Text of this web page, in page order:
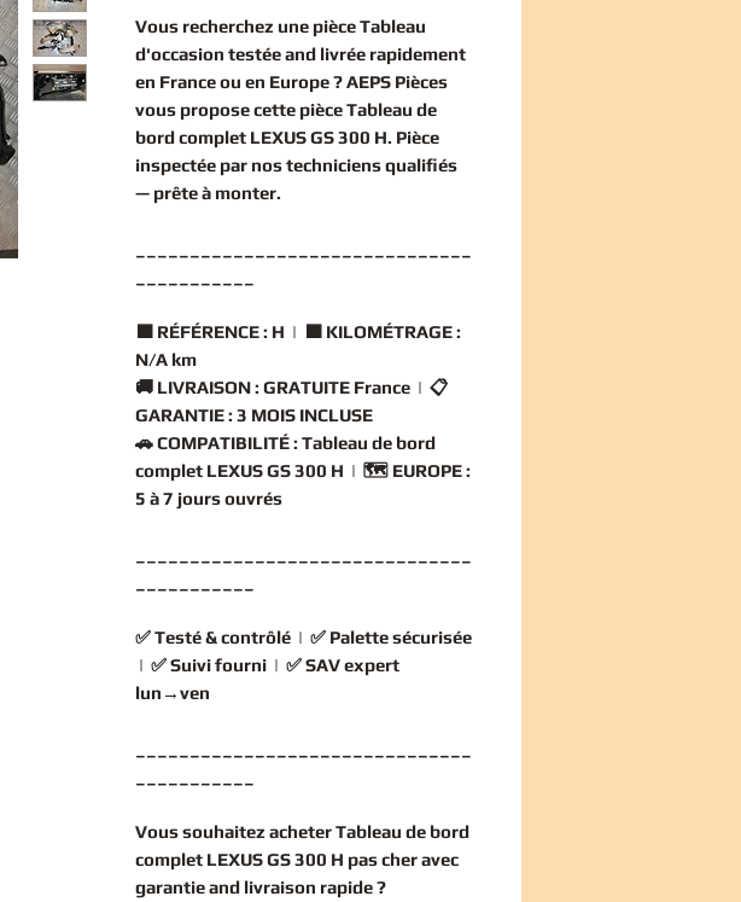
Vous recherchez une pièce Tableau
d'occasion testée and livrée rapidement
en France ou en Europe ? AEPS Pièces
vous propose cette pièce Tableau de
bord complet LEXUS GS 300 H. Pièce
inspectée par nos techniciens qualifiés
— prête à monter.
🟧 RÉFÉRENCE : H | 🟧 KILOMÉTRAGE :
N/A km
🚚 LIVRAISON : GRATUITE France | 📋
GARANTIE : 3 MOIS INCLUSE
🚗COMPATIBILITÉ : Tableau de bord
complet LEXUS GS 300 H | 🗺️ EUROPE :
5 à 7 jours ouvrés
✅Testé & contrôlé | ✅ Palette sécurisée
| ✅Suivi fourni | ✅SAV expert
lun→ven
Vous souhaitez acheter Tableau de bord
complet LEXUS GS 300 H pas cheravec
garantie and livraison rapide ?